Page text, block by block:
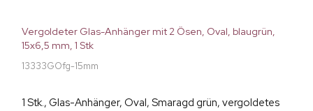
Vergoldeter Glas-Anhänger mit 2 Ösen, Oval, blaugrün,
15x6,5 mm, 1 Stk
13333GOfg-15mm
1 Stk., Glas-Anhänger, Oval, Smaragd grün, vergoldetes